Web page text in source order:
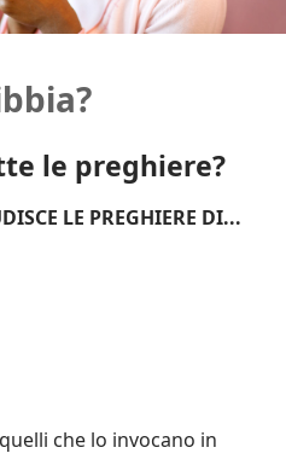
le preghiere?
LE PREGHIERE DI...
che lo invocano in